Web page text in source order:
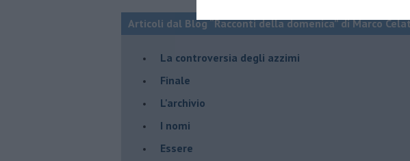
Articoli dal Blog “Racconti della domenica” di Marco
La controversia degli azzimi
Finale
L'archivio
I nomi
Essere